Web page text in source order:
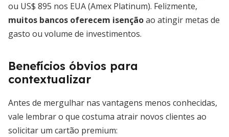
ou US$ 895 nos EUA (Amex Platinum). Felizmente,
muitos bancos oferecem isençãoao atingir metas de
gasto ou volume de investimentos.
Benefícios óbvios para
contextualizar
Antes de mergulhar nas vantagens menos conhecidas,
vale lembrar o que costuma atrair novos clientes ao
solicitar um cartão premium: